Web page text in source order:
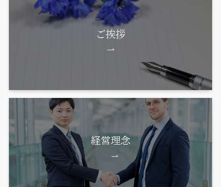
ご挨拶
経営理念